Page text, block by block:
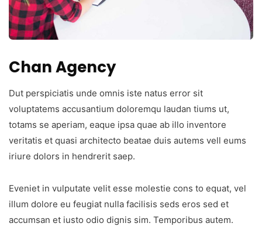
Chan Agency
Dut perspiciatis unde omnis iste natus error sit
voluptatems accusantium doloremqu laudan tiums ut,
totams se aperiam, eaque ipsa quae ab illo inventore
veritatis et quasi architecto beatae duis autems vell eums
iriure dolors in hendrerit saep.
Eveniet in vulputate velit esse molestie cons to equat, vel
illum dolore eu feugiat nulla facilisis seds eros sed et
accumsan et iusto odio dignis sim. Temporibus autem.